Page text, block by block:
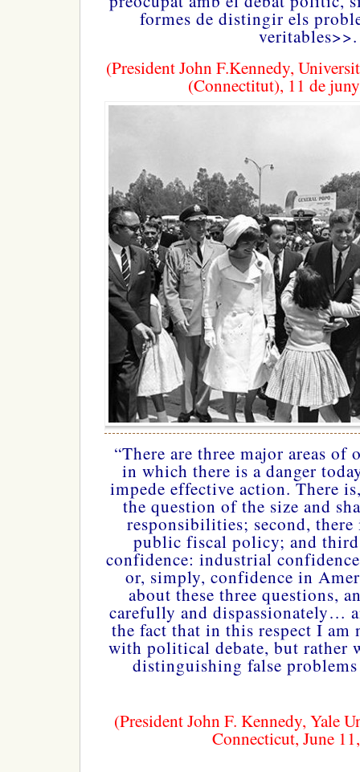
formes de distingir els
veritables>>.
(President John F.Kennedy,
(Connectitut), 11 de
“There are three major areas of
in which there is a danger
impede effective action. There
the question of the size and
responsibilities; second,
public fiscal policy; and
confidence: industrial
or, simply, confidence in
about these three questions,
carefully and dispassionately…
the fact that in this respect I am
with political debate, but rather
distinguishing false
(President John F. Kennedy, Yale
Connecticut, June